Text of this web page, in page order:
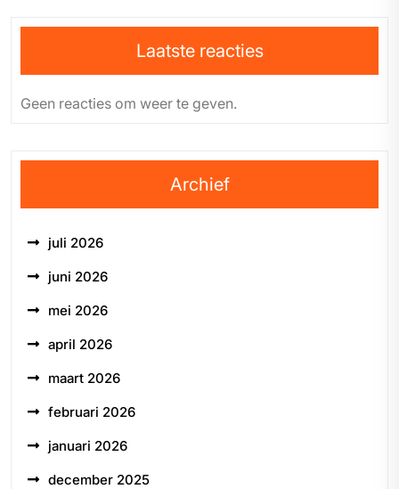
Laatste reacties
Geen reacties om weer te geven.
Archief
juli 2026
juni 2026
mei 2026
april 2026
maart 2026
februari 2026
januari 2026
december 2025